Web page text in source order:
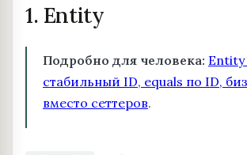
1. Entity
Подробно для человека: Entity
стабильный ID, equals по ID,
вместо сеттеров.